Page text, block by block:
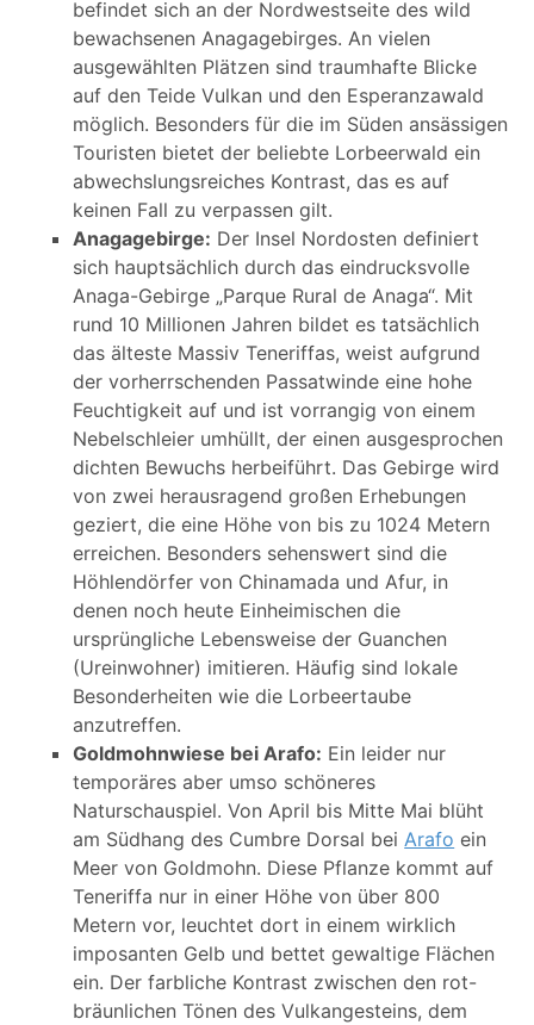
befindet sich an der Nordwestseite des wild
bewachsenen Anagagebirges. An vielen
ausgewählten Plätzen sind traumhafte Blicke
auf den Teide Vulkan und den Esperanzawald
möglich. Besonders für die im Süden ansässigen
Touristen bietet der beliebte Lorbeerwald ein
abwechslungsreiches Kontrast, das es auf
keinen Fall zu verpassen gilt.
Anagagebirge: Der Insel Nordosten definiert
sich hauptsächlich durch das eindrucksvolle
Anaga-Gebirge „Parque Rural de Anaga“. Mit
rund 10 Millionen Jahren bildet es tatsächlich
das älteste Massiv Teneriffas, weist aufgrund
der vorherrschenden Passatwinde eine hohe
Feuchtigkeit auf und ist vorrangig von einem
Nebelschleier umhüllt, der einen ausgesprochen
dichten Bewuchs herbeiführt. Das Gebirge wird
von zwei herausragend großen Erhebungen
geziert, die eine Höhe von bis zu 1024 Metern
erreichen. Besonders sehenswert sind die
Höhlendörfer von Chinamada und Afur, in
denen noch heute Einheimischen die
ursprüngliche Lebensweise der Guanchen
(Ureinwohner) imitieren. Häufig sind lokale
Besonderheiten wie die Lorbeertaube
anzutreffen.
Goldmohnwiese bei Arafo: Ein leider nur
temporäres aber umso schöneres
Naturschauspiel. Von April bis Mitte Mai blüht
am Südhang des Cumbre Dorsal beiArafo ein
Meer von Goldmohn. Diese Pflanze kommt auf
Teneriffa nur in einer Höhe von über 800
Metern vor, leuchtet dort in einem wirklich
imposanten Gelb und bettet gewaltige Flächen
ein. Der farbliche Kontrast zwischen den rot-
bräunlichen Tönen des Vulkangesteins, dem